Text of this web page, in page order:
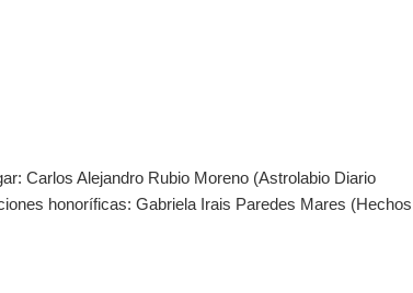
Carlos Alejandro Rubio Moreno (Astrolabio Diario
honoríficas: Gabriela Irais Paredes Mares (Hechos